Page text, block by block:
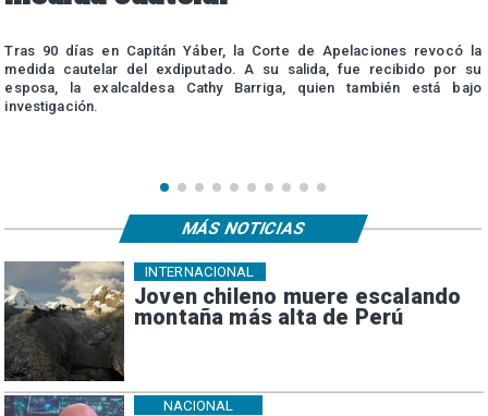
Tras 90 días en Capitán Yáber, la Corte de Apelaciones revocó la
medida cautelar del exdiputado. A su salida, fue recibido por su
esposa, la exalcaldesa Cathy Barriga, quien también está bajo
investigación.
Joven chileno muere escalando
montaña más alta de Perú
INTERNACIONAL
NACIONAL
MÁS NOTICIAS